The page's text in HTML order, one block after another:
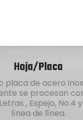
Hoja/Placa
placa de acero
se procesan con
, Espejo, No.4
línea de línea.